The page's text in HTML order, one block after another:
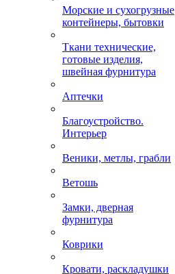
Морские и сухогрузные
контейнеры, бытовки
Ткани технические,
готовые изделия,
швейная фурнитура
Аптечки
Благоустройство.
Интерьер
Веники, метлы, грабли
Ветошь
Замки, дверная
фурнитура
Коврики
Кровати, раскладушки